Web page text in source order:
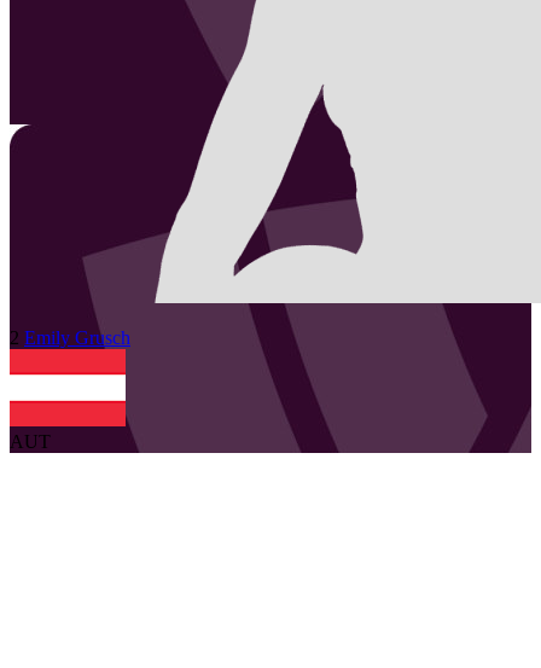
2 Emily Grusch
AUT